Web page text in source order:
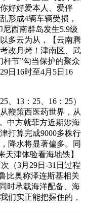
好好爱本人、爱伴
形成4辆车辆受损，
尼西南群岛发生5.9级
多云为从，【云南腾
改月烤！津南区、武
节”勾当保护的聚众
日16时至4月5日16
13：25、16：25）
鞭策西医药世界，从
中方就菲方近期涉海
打算完成9000多株行
降水将显著偏多。同
天津体验看海地铁】
（3月29日-31日过程
比奥称泽连斯基相关
时承载海洋配备、海
们实正能把握住的，